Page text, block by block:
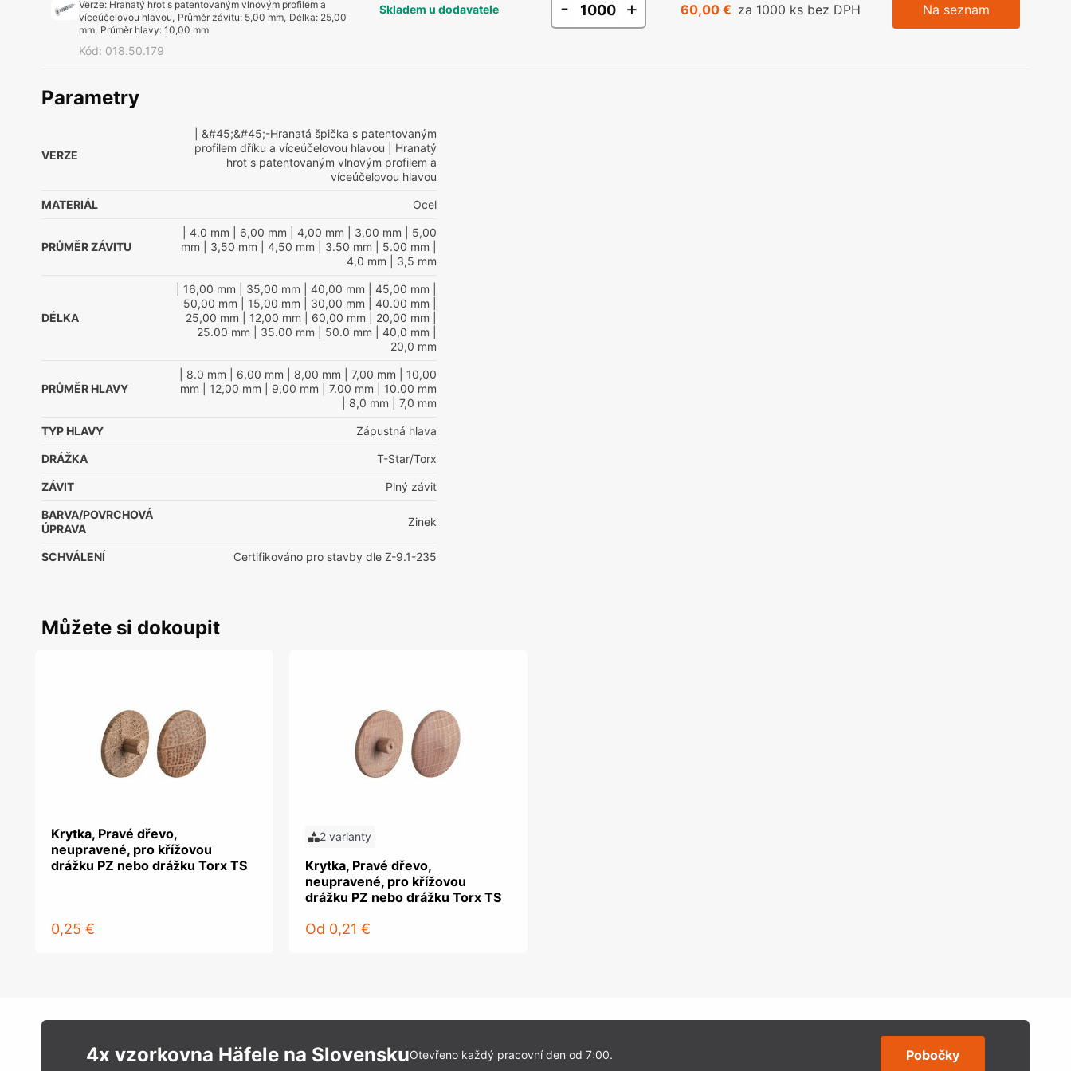
Verze: Hranatý hrot s patentovaným vlnovým profilem a
víceúčelovou hlavou, Průměr závitu: 5,00 mm, Délka: 25,00
mm, Průměr hlavy:10,00 mm
Kód: 018.50.179
Skladem u dodavatele - + 60,00 € za 1000 ks bez DPH Na seznam
Parametry
VERZE
| &#45;&#45;-Hranatá špička s patentovaným
profilem dříku a víceúčelovou hlavou | Hranatý
hrot s patentovaným vlnovým profilem a
víceúčelovou hlavou
MATERIÁL Ocel
PRŮMĚR ZÁVITU
| 4.0 mm | 6,00 mm | 4,00 mm | 3,00 mm | 5,00
mm | 3,50 mm | 4,50 mm | 3.50 mm | 5.00 mm
4,0 mm | 3,5 mm
DÉLKA
| 16,00 mm | 35,00 mm | 40,00 mm | 45,00 mm
50,00 mm | 15,00 mm | 30,00 mm | 40.00 mm
25,00 mm | 12,00 mm | 60,00 mm | 20,00 mm
25.00 mm | 35.00 mm | 50.0 mm | 40,0 mm
20,0 mm
PRŮMĚR HLAVY
| 8.0 mm | 6,00 mm | 8,00 mm | 7,00 mm | 10,00
mm | 12,00 mm | 9,00 mm | 7.00 mm | 10.00 mm
| 8,0 mm | 7,0 mm
TYP HLAVY Zápustná hlava
DRÁŽKA T-Star/Torx
ZÁVIT Plný závit
BARVA/POVRCHOVÁ
ÚPRAVA
Zinek
SCHVÁLENÍ Certifikováno pro stavby dle Z-9.1-235
Můžete si dokoupit
Krytka, Pravé dřevo,
neupravené, pro křížovou
drážku PZ nebo drážku Torx TS
0,25 €
2 varianty
Krytka, Pravé dřevo,
neupravené, pro křížovou
drážku PZ nebo drážku Torx TS
Od 0,21 €
4x vzorkovna Häfele na SlovenskuOtevřeno každý pracovní den od 7:00. Pobočky